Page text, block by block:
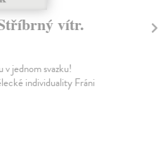
vítr.
v jednom svazku!
individuality Fráni